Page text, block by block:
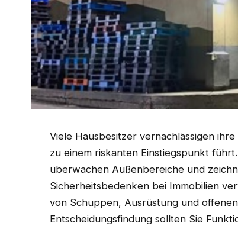
Viele Hausbesitzer vernachlässigen
zu einem riskanten Einstiegspunkt
überwachen Außenbereiche und
Sicherheitsbedenken bei Immobilien
von Schuppen, Ausrüstung und
Entscheidungsfindung sollten Sie